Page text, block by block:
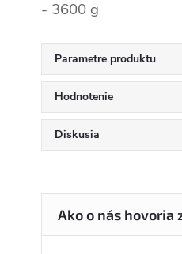
- 3600 g
Parametre produktu
Hodnotenie
Diskusia